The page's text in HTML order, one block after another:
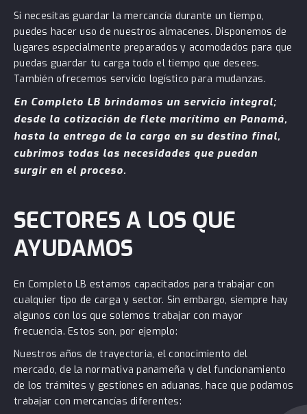
Si necesitas guardar la mercancía durante un tiempo,
puedes hacer uso de nuestros almacenes. Disponemos de
lugares especialmente preparados y acomodados para que
puedas guardar tu carga todo el tiempo que desees.
También ofrecemos servicio logístico para mudanzas.
En Completo LB brindamos un servicio integral;
desde la cotización de flete marítimo en Panamá,
hasta la entrega de la carga en su destino final,
cubrimos todas las necesidades que puedan
surgir en el proceso.
SECTORES A LOS QUE
AYUDAMOS
En Completo LB estamos capacitados para trabajar con
cualquier tipo de carga y sector. Sin embargo, siempre hay
algunos con los que solemos trabajar con mayor
frecuencia. Estos son, por ejemplo:
Nuestros años de trayectoria, el conocimiento del
mercado, de la normativa panameña y del funcionamiento
de los trámites y gestiones en aduanas, hace que podamos
trabajar con mercancías diferentes: